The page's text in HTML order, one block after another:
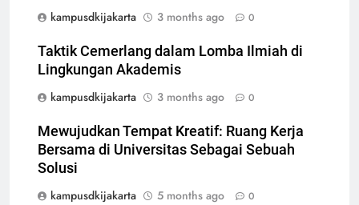
kampusdkijakarta
3 months ago 0
Taktik Cemerlang dalam Lomba Ilmiah di
Lingkungan Akademis
kampusdkijakarta
3 months ago 0
Mewujudkan Tempat Kreatif: Ruang Kerja
Bersama di Universitas Sebagai Sebuah
Solusi
kampusdkijakarta
5 months ago 0